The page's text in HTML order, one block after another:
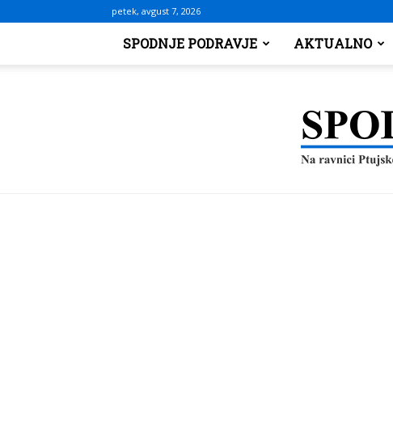
petek, avgust 7, 2026
SPODNJE PODRAVJE AKTUALNO